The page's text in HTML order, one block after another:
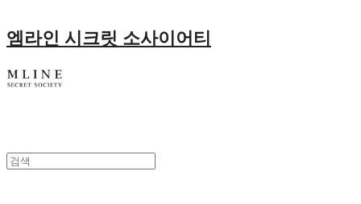
엠라인 시크릿 소사이어티